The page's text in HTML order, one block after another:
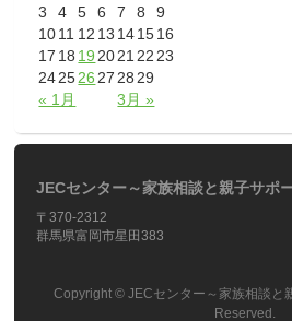
« 1月 3月 »
3
4 5 6 7 8
9
1011 12 13 141516
17 18 19 2021 22 23
242526 27 28 29
JECセンター～家族相談と親子サポ
〒370-2312
群馬県富岡市星田383
Copyright © JECセンター～家族相談と
Reserved.